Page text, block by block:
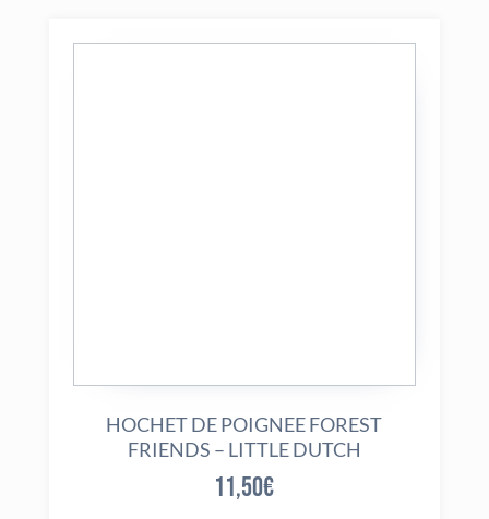
HOCHET DE POIGNEE FOREST
FRIENDS – LITTLE DUTCH
11,50€